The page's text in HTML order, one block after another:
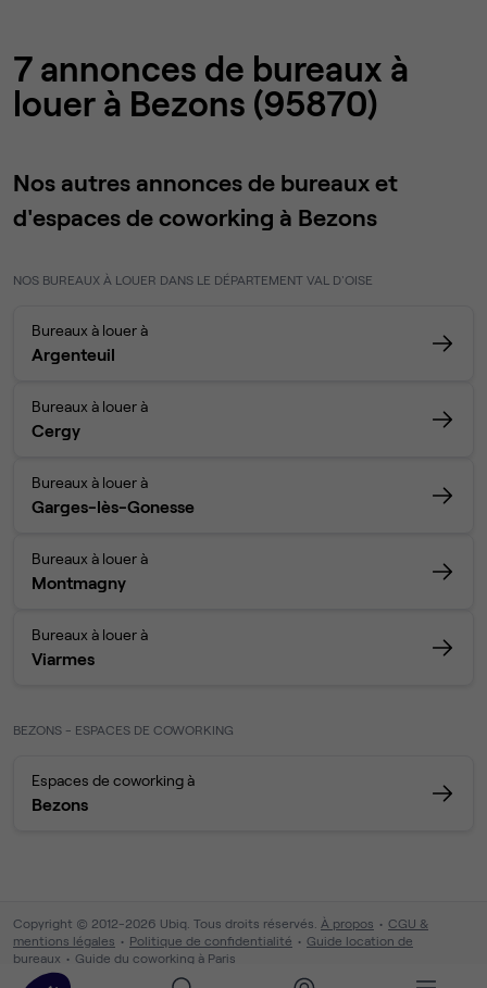
7 annonces de bureaux à
louer à Bezons (95870)
Nos autres annonces de bureaux et
d'espaces de coworking à Bezons
NOS BUREAUX À LOUER DANS LE DÉPARTEMENT VAL D'OISE
Bureaux à louer à
Argenteuil
Bureaux à louer à
Cergy
Bureaux à louer à
Garges-lès-Gonesse
Bureaux à louer à
Montmagny
Bureaux à louer à
Viarmes
BEZONS - ESPACES DE COWORKING
Espaces de coworking à
Bezons
Copyright © 2012-2026 Ubiq. Tous droits réservés. À propos
CGU &
mentions légales
Politique de confidentialité
Guide location de
bureaux
Guide du coworking à Paris